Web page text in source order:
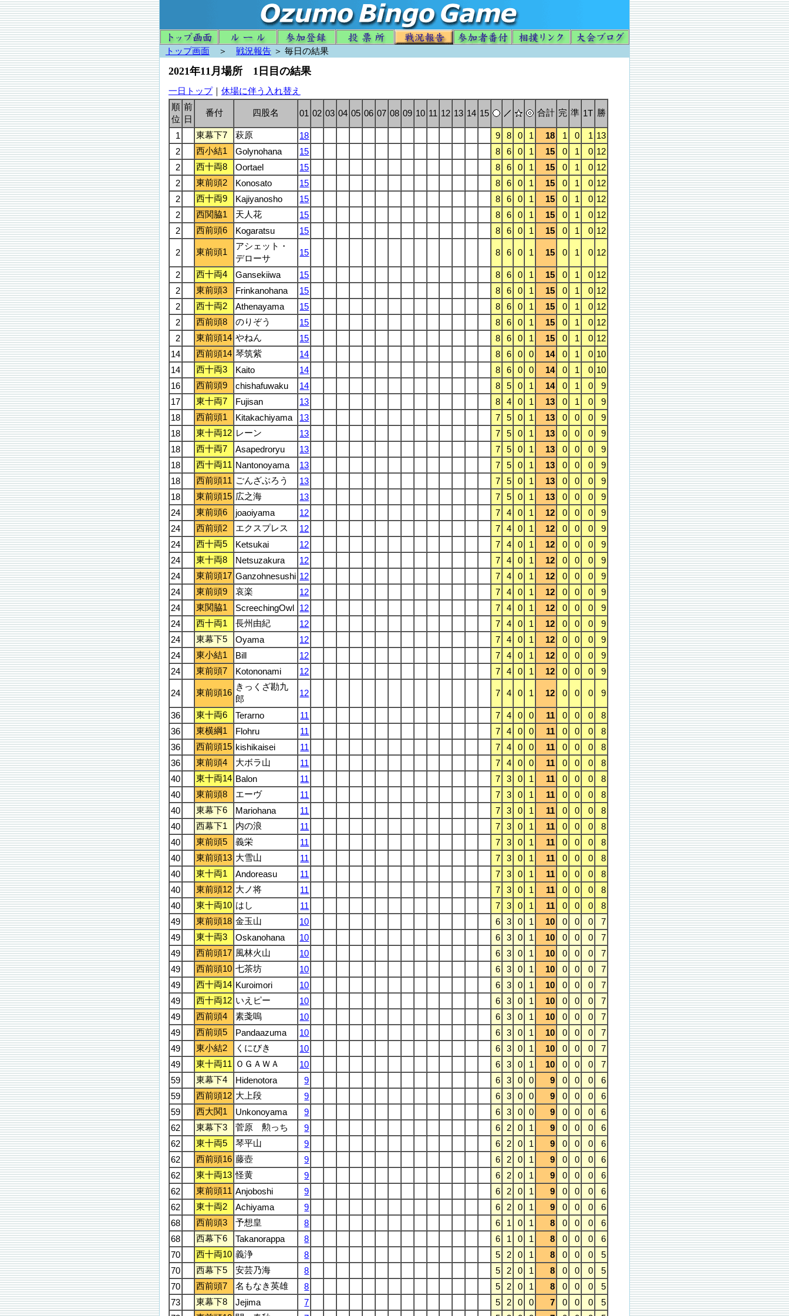
トップ画面 ＞ 戦況報告 ＞ 毎日の結果
2021年11月場所 1日目の結果
一日トップ｜ 休場に伴う入れ替え
順
位
前
日
番付 四股名 01 02 03 04 05 06 07 08 09 10 11 12 13 14 15 合計 完 準 1T 勝
1 東幕下7 萩原 18 9 8 0 1 18 1 0 1 13
2
西小結1 Golynohana 15 8 6 0 1 15 0 1 0 12
2
西十両8 Oortael 15 8 6 0 1 15 0 1 0 12
2
東前頭2 Konosato 15 8 6 0 1 15 0 1 0 12
2
西十両9 Kajiyanosho 15 8 6 0 1 15 0 1 0 12
2
西関脇1 天人花 15 8 6 0 1 15 0 1 0 12
2
西前頭6 Kogaratsu 15 8 6 0 1 15 0 1 0 12
2 東前頭1
アシェット・
デローサ
15 8 6 0 1 15 0 1 0 12
2 西十両4 Gansekiiwa 15 8 6 0 1 15 0 1 0 12
2
東前頭3 Frinkanohana 15 8 6 0 1 15 0 1 0 12
2
西十両2 Athenayama 15 8 6 0 1 15 0 1 0 12
2
西前頭8 のりぞう 15 8 6 0 1 15 0 1 0 12
2
東前頭14 やねん 15 8 6 0 1 15 0 1 0 12
14
西前頭14 琴筑紫 14 8 6 0 0 14 0 1 0 10
14
西十両3 Kaito 14 8 6 0 0 14 0 1 0 10
16
西前頭9 chishafuwaku 14 8 5 0 1 14 0 1 0
9
17
東十両7 Fujisan 13 8 4 0 1 13 0 1 0
9
18
西前頭1 Kitakachiyama 13 7 5 0 1 13 0 0 0
9
18
東十両12 レーン 13 7 5 0 1 13 0 0 0
9
18
西十両7 Asapedroryu 13 7 5 0 1 13 0 0 0
9
18
西十両11 Nantonoyama 13 7 5 0 1 13 0 0 0
9
18
西前頭11 ごんざぶろう 13 7 5 0 1 13 0 0 0
9
18
東前頭15 広之海 13 7 5 0 1 13 0 0 0
9
24
東前頭6 joaoiyama 12 7 4 0 1 12 0 0 0
9
24
西前頭2 エクスプレス 12 7 4 0 1 12 0 0 0
9
24
西十両5 Ketsukai 12 7 4 0 1 12 0 0 0
9
24
東十両8 Netsuzakura 12 7 4 0 1 12 0 0 0
9
24
東前頭17 Ganzohnesushi 12 7 4 0 1 12 0 0 0
9
24
東前頭9 哀楽 12 7 4 0 1 12 0 0 0
9
24
東関脇1 ScreechingOwl 12 7 4 0 1 12 0 0 0
9
24
西十両1 長州由紀 12 7 4 0 1 12 0 0 0
9
24
東幕下5 Oyama 12 7 4 0 1 12 0 0 0
9
24
東小結1 Bill 12 7 4 0 1 12 0 0 0
9
24
東前頭7 Kotononami 12 7 4 0 1 12 0 0 0 9
24 東前頭16
きっくざ勘九
郎
12 7 4 0 1 12 0 0 0 9
36 東十両6 Terarno 11 7 4 0 0 11 0 0 0
8
36
東横綱1 Flohru 11 7 4 0 0 11 0 0 0
8
36
西前頭15 kishikaisei 11 7 4 0 0 11 0 0 0
8
36
東前頭4 大ボラ山 11 7 4 0 0 11 0 0 0
8
40
東十両14 Balon 11 7 3 0 1 11 0 0 0
8
40
東前頭8 エーヴ 11 7 3 0 1 11 0 0 0
8
40
東幕下6 Mariohana 11 7 3 0 1 11 0 0 0
8
40
西幕下1 内の浪 11 7 3 0 1 11 0 0 0
8
40
東前頭5 義栄 11 7 3 0 1 11 0 0 0
8
40
東前頭13 大雪山 11 7 3 0 1 11 0 0 0
8
40
東十両1 Andoreasu 11 7 3 0 1 11 0 0 0
8
40
東前頭12 大ノ将 11 7 3 0 1 11 0 0 0
8
40
東十両10 はし 11 7 3 0 1 11 0 0 0
8
49
東前頭18 金玉山 10 6 3 0 1 10 0 0 0
7
49
東十両3 Oskanohana 10 6 3 0 1 10 0 0 0
7
49
西前頭17 風林火山 10 6 3 0 1 10 0 0 0
7
49
西前頭10 七茶坊 10 6 3 0 1 10 0 0 0
7
49
西十両14 Kuroimori 10 6 3 0 1 10 0 0 0
7
49
西十両12 いえピー 10 6 3 0 1 10 0 0 0
7
49
西前頭4 素戔嗚 10 6 3 0 1 10 0 0 0
7
49
西前頭5 Pandaazuma 10 6 3 0 1 10 0 0 0
7
49
東小結2 くにびき 10 6 3 0 1 10 0 0 0
7
49
東十両11 ＯＧＡＷＡ 10 6 3 0 1 10 0 0 0
7
59
東幕下4 Hidenotora 9 6 3 0 0 9 0 0 0
6
59
西前頭12 大上段 9 6 3 0 0 9 0 0 0
6
59
西大関1 Unkonoyama 9 6 3 0 0 9 0 0 0
6
62
東幕下3 菅原 勲っち 9 6 2 0 1 9 0 0 0
6
62
東十両5 琴平山 9 6 2 0 1 9 0 0 0
6
62
西前頭16 藤壺 9 6 2 0 1 9 0 0 0
6
62
東十両13 怪黄 9 6 2 0 1 9 0 0 0
6
62
東前頭11 Anjoboshi 9 6 2 0 1 9 0 0 0
6
62
東十両2 Achiyama 9 6 2 0 1 9 0 0 0
6
68
西前頭3 予想皇 8 6 1 0 1 8 0 0 0
6
68
西幕下6 Takanorappa 8 6 1 0 1 8 0 0 0
6
70
西十両10 義浄 8 5 2 0 1 8 0 0 0
5
70
西幕下5 安芸乃海 8 5 2 0 1 8 0 0 0
5
70
西前頭7 名もなき英雄 8 5 2 0 1 8 0 0 0
5
73
東幕下8 Jejima 7 5 2 0 0 7 0 0 0
5